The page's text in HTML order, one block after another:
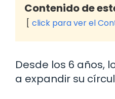
Contenido de
click para ver el
Desde los 6 años,
a expandir su